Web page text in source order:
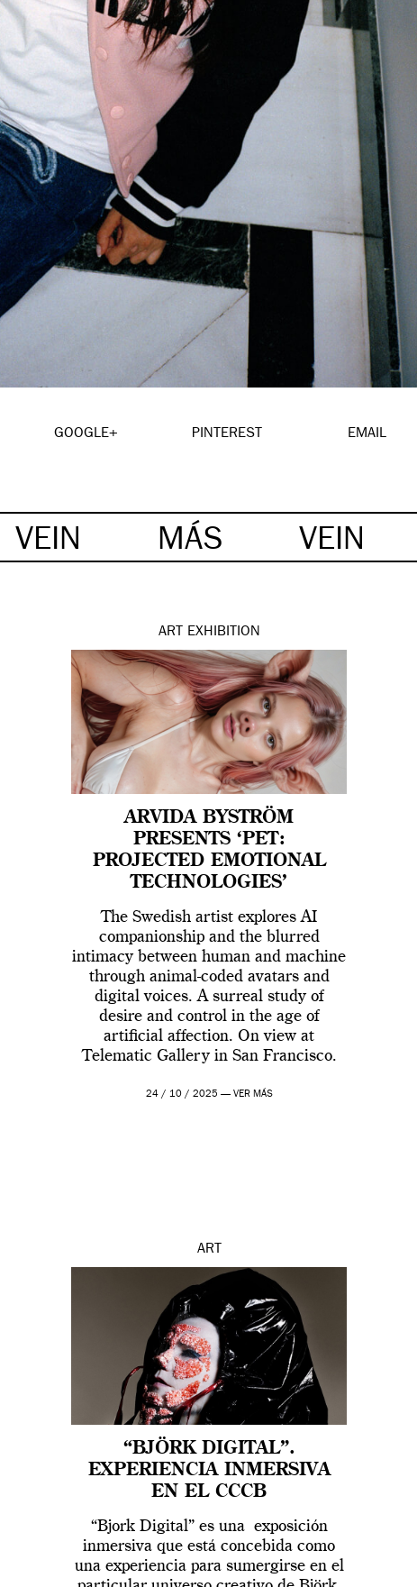
GOOGLE+ PINTEREST EMAIL
VEIN MÁS VEIN
ART EXHIBITION
ARVIDA BYSTRÖM
PRESENTS ‘PET:
PROJECTED EMOTIONAL
TECHNOLOGIES’
The Swedish artist explores AI
companionship and the blurred
intimacy between human and machine
through animal-coded avatars and
digital voices. A surreal study of
desire and control in the age of
artificial affection. On view at
Telematic Gallery in San Francisco.
24 / 10 / 2025 — VER MÁS
ART
“BJÖRK DIGITAL”.
EXPERIENCIA INMERSIVA
EN EL CCCB
“Bjork Digital” es una exposición
inmersiva que está concebida como
una experiencia para sumergirse en el